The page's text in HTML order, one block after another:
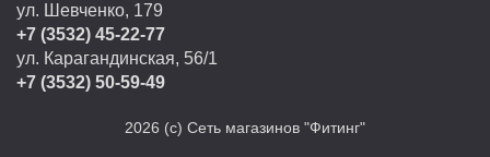
ул. Шевченко, 179
+7 (3532) 45-22-77
ул. Карагандинская, 56/1
+7 (3532) 50-59-49
2026 (с) Сеть магазинов "Фитинг"